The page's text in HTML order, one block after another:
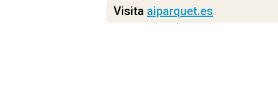
Visita aiparquet.es